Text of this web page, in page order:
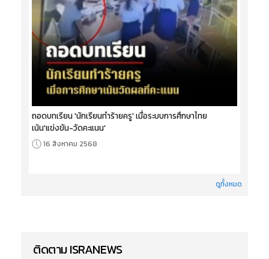
ถอดบทเรียน 'นักเรียนทำร้ายครู' เมื่อระบบการศึกษาไทย
เน้น'แข่งขัน-วัดคะแนน'
16 สิงหาคม 2568
ดูทั้งหมด
ติดตาม ISRANEWS